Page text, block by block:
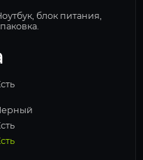
блок питания,